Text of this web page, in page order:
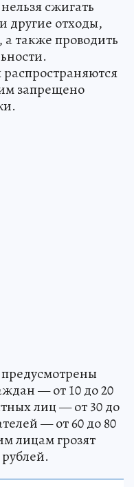
сжигать
другие отходы,
а также проводить
запрещено
— от 10 до 20
лиц — от 30 до
— от 60 до 80
лицам грозят